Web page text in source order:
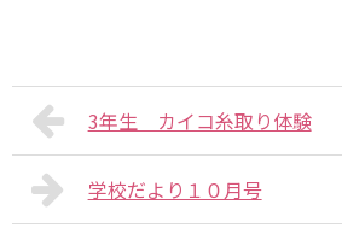
3年生 カイコ糸取り体験
学校だより１０月号